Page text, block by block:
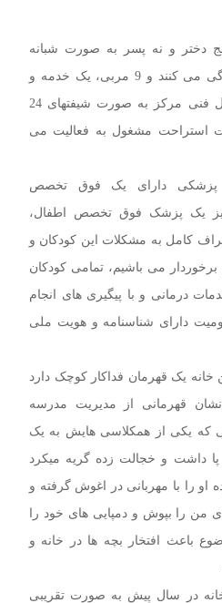
دختر و نه پسر به صورت شبانه
روزی در این خانه زندگی می کنند و 9 مربی، یک خدمه و
آشپز با مدیریت مسئول فنی مرکز به صورت شیفتهای 24
و 48 ساعت استراحت مشغول به فعالیت می
پزشکی دارای یک فوق تخصص
یک پزشک فوق تخصص اطفال،
کامل به مشکلات این کودکان و
می باشیم، تمامی کودکان
درمانی و با پیگیری های انجام
دارای شناسنامه و هویت ملی
یک قهرمان فداکار کوچک دارد
قهرمانی از مدیریت مدرسه
که یکی از همکلاسی هایش به یک
پا داشت و خجالت زده گریه میکرد
او را با مهربانی در اغوش گرفته و
من را بپوش و دمپایی های خود را
باعث افتخار بچه ها در خانه و
در سال پیش به صورت تقریبی